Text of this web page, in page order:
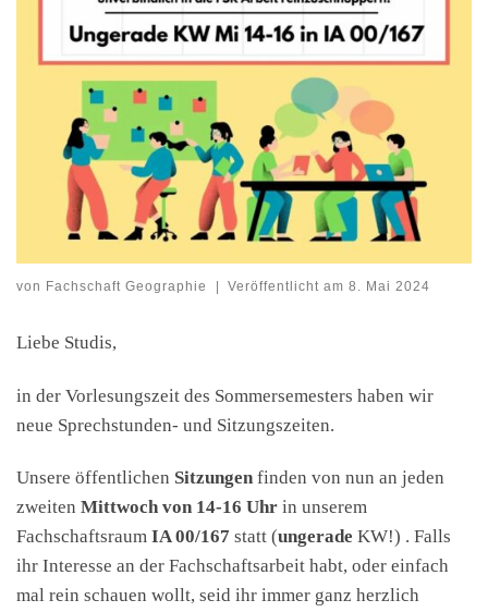
von Fachschaft Geographie | Veröffentlicht am8. Mai 2024
Liebe Studis,
in der Vorlesungszeit des Sommersemesters haben wir
neue Sprechstunden- und Sitzungszeiten.
Unsere öffentlichen Sitzungen finden von nun an jeden
zweiten Mittwoch von 14-16 Uhr in unserem
Fachschaftsraum IA 00/167 statt (ungerade KW!) . Falls
ihr Interesse an der Fachschaftsarbeit habt, oder einfach
mal rein schauen wollt, seid ihr immer ganz herzlich